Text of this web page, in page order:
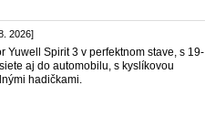
2026]
Yuwell Spirit 3 v perfektnom stave, s 19-
aj do automobilu, s kyslíkovou
hadičkami.